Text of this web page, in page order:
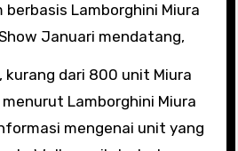
Lamborghini Miura
Januari mendatang,
, kurang dari 800 unit Miura
Lamborghini Miura
mengenai unit yang